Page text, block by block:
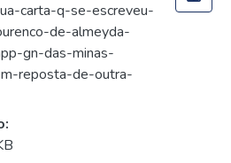
carta-q-se-escreveu-
de-almeyda-
gn-das-minas-
reposta-de-outra-